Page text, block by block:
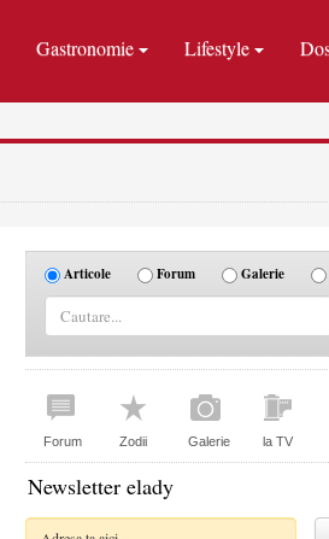
Gastronomie Lifestyle
Articole Forum Galerie
Forum Zodii Galerie la TV
Newsletter elady